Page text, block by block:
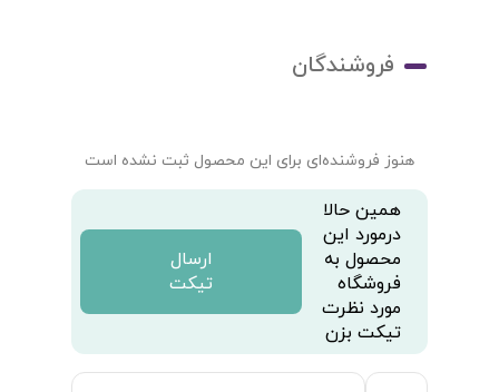
فروشندگان
هنوز فروشنده‌ای برای این محصول ثبت نشده است
همین حالا
درمورد این
محصول به
فروشگاه
مورد نظرت
تیکت بزن
ارسال
تیکت